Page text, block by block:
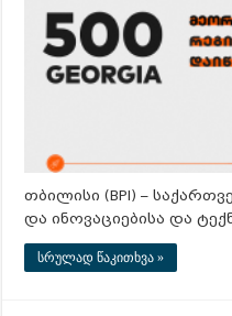
თბილისი (BPI) –
და ინოვაციებისა და
სრულად წაკითხვა »